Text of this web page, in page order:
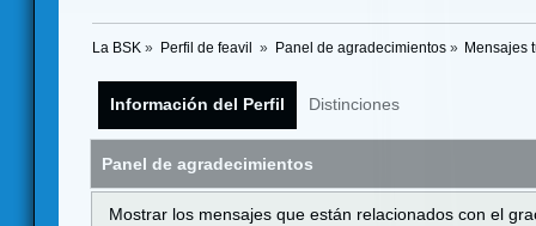
La BSK » Perfil de feavil » Panel de agradecimientos» Mensajes
Información del Perfil Distinciones
Panel de agradecimientos
Mostrar los mensajes que están relacionados con el